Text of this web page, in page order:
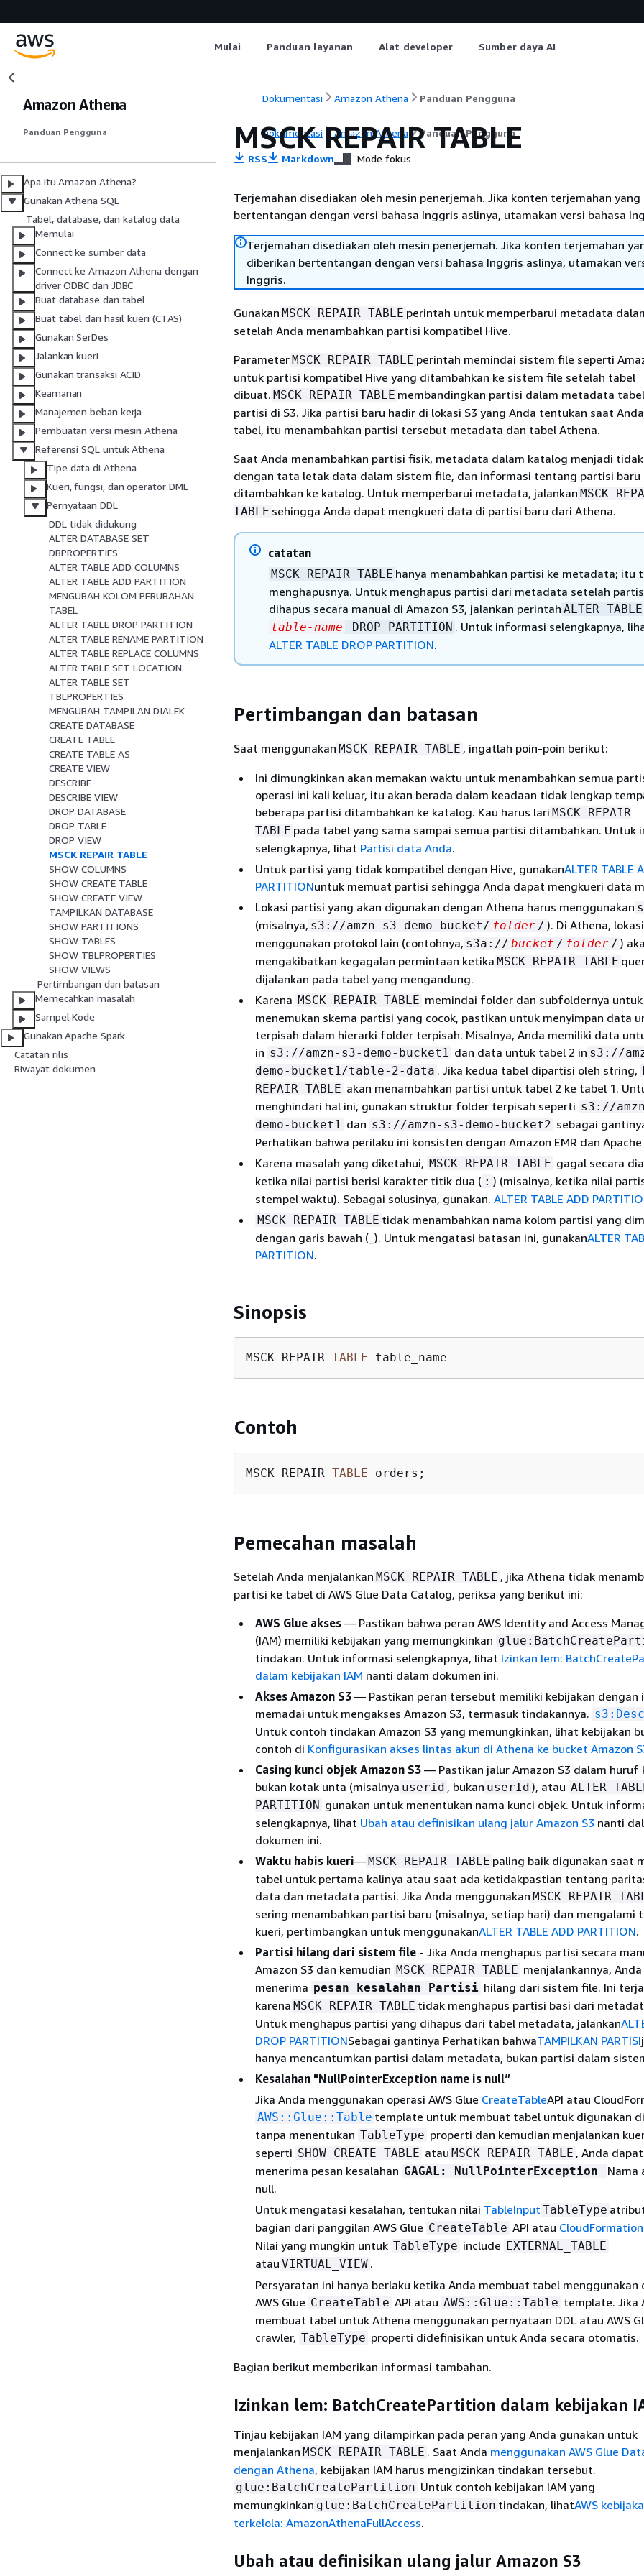
Mulai Panduan layanan Alat developer Sumber daya AI
Amazon Athena
Panduan Pengguna
Apa itu Amazon Athena?
Gunakan Athena SQL
Tabel, database, dan katalog data
Memulai
Connect ke sumber data
Connect ke Amazon Athena dengan
driver ODBC dan JDBC
Buat database dan tabel
Buat tabel dari hasil kueri (CTAS)
Gunakan SerDes
Jalankan kueri
Gunakan transaksi ACID
Keamanan
Manajemen beban kerja
Pembuatan versi mesin Athena
Referensi SQL untuk Athena
Tipe data di Athena
Kueri, fungsi, dan operator DML
Pernyataan DDL
DDL tidak didukung
ALTER DATABASE SET
DBPROPERTIES
ALTER TABLE ADD COLUMNS
ALTER TABLE ADD PARTITION
MENGUBAH KOLOM PERUBAHAN
TABEL
ALTER TABLE DROP PARTITION
ALTER TABLE RENAME PARTITION
ALTER TABLE REPLACE COLUMNS
ALTER TABLE SET LOCATION
ALTER TABLE SET
TBLPROPERTIES
MENGUBAH TAMPILAN DIALEK
CREATE DATABASE
CREATE TABLE
CREATE TABLE AS
CREATE VIEW
DESCRIBE
DESCRIBE VIEW
DROP DATABASE
DROP TABLE
DROP VIEW
MSCK REPAIR TABLE
SHOW COLUMNS
SHOW CREATE TABLE
SHOW CREATE VIEW
TAMPILKAN DATABASE
SHOW PARTITIONS
SHOW TABLES
SHOW TBLPROPERTIES
SHOW VIEWS
Pertimbangan dan batasan
Memecahkan masalah
Sampel Kode
Gunakan Apache Spark
Catatan rilis
Riwayat dokumen
Dokumentasi Amazon Athena Panduan Pengguna
Dokumentasi Amazon Athena Panduan Pengguna
MSCK REPAIR TABLE
RSS Markdown Mode fokus
Terjemahan disediakan oleh mesin penerjemah. Jika konten terjemahan yang
bertentangan dengan versi bahasa Inggris aslinya, utamakan versi bahasa
Terjemahan disediakan oleh mesin penerjemah. Jika konten terjemahan
diberikan bertentangan dengan versi bahasa Inggris aslinya, utamakan
Inggris.
Gunakan MSCK REPAIR TABLE perintah untuk memperbarui metadata
setelah Anda menambahkan partisi kompatibel Hive.
ParameterMSCK REPAIR TABLE perintah memindai sistem file seperti
untuk partisi kompatibel Hive yang ditambahkan ke sistem file setelah tabel
dibuat. MSCK REPAIR TABLE membandingkan partisi dalam metadata
partisi di S3. Jika partisi baru hadir di lokasi S3 yang Anda tentukan saat
tabel, itu menambahkan partisi tersebut metadata dan tabel Athena.
Saat Anda menambahkan partisi fisik, metadata dalam katalog menjadi
dengan tata letak data dalam sistem file, dan informasi tentang partisi baru
ditambahkan ke katalog. Untuk memperbarui metadata, jalankan MSCK
TABLE sehingga Anda dapat mengkueri data di partisi baru dari Athena.
catatan
MSCK REPAIR TABLE hanya menambahkan partisi ke metadata; itu
menghapusnya. Untuk menghapus partisi dari metadata setelah
dihapus secara manual di Amazon S3, jalankan perintah ALTER TABLE
table-name
DROP PARTITION . Untuk informasi selengkapnya,
ALTER TABLE DROP PARTITION.
Pertimbangan dan batasan
Saat menggunakan MSCK REPAIR TABLE , ingatlah poin-poin berikut:
Ini dimungkinkan akan memakan waktu untuk menambahkan semua
operasi ini kali keluar, itu akan berada dalam keadaan tidak lengkap
beberapa partisi ditambahkan ke katalog. Kau harus lari MSCK REPAIR
TABLE pada tabel yang sama sampai semua partisi ditambahkan. Untuk
selengkapnya, lihat Partisi data Anda.
Untuk partisi yang tidak kompatibel dengan Hive, gunakanALTER TABLE
PARTITIONuntuk memuat partisi sehingga Anda dapat mengkueri data
Lokasi partisi yang akan digunakan dengan Athena harus menggunakan
(misalnya, s3://amzn-s3-demo-bucket/ folder / ). Di Athena,
menggunakan protokol lain (contohnya, s3a:// bucket / folder / )
mengakibatkan kegagalan permintaan ketika MSCK REPAIR TABLE
dijalankan pada tabel yang mengandung.
Karena MSCK REPAIR TABLE memindai folder dan subfoldernya untuk
menemukan skema partisi yang cocok, pastikan untuk menyimpan data
terpisah dalam hierarki folder terpisah. Misalnya, Anda memiliki data
in s3://amzn-s3-demo-bucket1 dan data untuk tabel 2 in s3://
demo-bucket1/table-2-data . Jika kedua tabel dipartisi oleh string,
REPAIR TABLE akan menambahkan partisi untuk tabel 2 ke tabel 1.
menghindari hal ini, gunakan struktur folder terpisah seperti s3://
demo-bucket1 dan s3://amzn-s3-demo-bucket2 sebagai
Perhatikan bahwa perilaku ini konsisten dengan Amazon EMR dan Apache
Karena masalah yang diketahui, MSCK REPAIR TABLE gagal secara
ketika nilai partisi berisi karakter titik dua ( : ) (misalnya, ketika nilai
stempel waktu). Sebagai solusinya, gunakan. ALTER TABLE ADD
MSCK REPAIR TABLE tidak menambahkan nama kolom partisi yang
dengan garis bawah (_). Untuk mengatasi batasan ini, gunakanALTER
PARTITION.
Sinopsis
MSCK REPAIR TABLE table_name
Contoh
MSCK REPAIR TABLE orders;
Pemecahan masalah
Setelah Anda menjalankan MSCK REPAIR TABLE , jika Athena tidak
partisi ke tabel di AWS Glue Data Catalog, periksa yang berikut ini:
AWS Glue akses — Pastikan bahwa peran AWS Identity and Access
(IAM) memiliki kebijakan yang memungkinkan
tindakan. Untuk informasi selengkapnya, lihat Izinkan lem:
dalam kebijakan IAM nanti dalam dokumen ini.
Akses Amazon S3 — Pastikan peran tersebut memiliki kebijakan dengan
memadai untuk mengakses Amazon S3, termasuk tindakannya.
Untuk contoh tindakan Amazon S3 yang memungkinkan, lihat kebijakan
contoh di Konfigurasikan akses lintas akun di Athena ke bucket Amazon
Casing kunci objek Amazon S3 — Pastikan jalur Amazon S3 dalam huruf
bukan kotak unta (misalnya userid , bukan userId ), atau ALTER
PARTITION gunakan untuk menentukan nama kunci objek. Untuk
selengkapnya, lihat Ubah atau definisikan ulang jalur Amazon S3 nanti
dokumen ini.
Waktu habis kueri—MSCK REPAIR TABLE paling baik digunakan saat
tabel untuk pertama kalinya atau saat ada ketidakpastian tentang
data dan metadata partisi. Jika Anda menggunakan MSCK REPAIR
sering menambahkan partisi baru (misalnya, setiap hari) dan mengalami
kueri, pertimbangkan untuk menggunakanALTER TABLE ADD PARTITION.
Partisi hilang dari sistem file - Jika Anda menghapus partisi secara
Amazon S3 dan kemudian MSCK REPAIR TABLE menjalankannya,
menerima pesan kesalahan Partisi hilang dari sistem file. Ini
karena MSCK REPAIR TABLE tidak menghapus partisi basi dari
Untuk menghapus partisi yang dihapus dari tabel metadata, jalankan
DROP PARTITIONSebagai gantinya Perhatikan bahwaTAMPILKAN PARTISI
hanya mencantumkan partisi dalam metadata, bukan partisi dalam
Kesalahan "NullPointerException name is null”
Jika Anda menggunakan operasi AWS Glue CreateTableAPI atau
AWS::Glue::Table template untuk membuat tabel untuk digunakan
tanpa menentukan TableType properti dan kemudian menjalankan
seperti SHOW CREATE TABLE atau MSCK REPAIR TABLE , Anda dapat
menerima pesan kesalahan GAGAL: NullPointerException
Nama
null.
Untuk mengatasi kesalahan, tentukan nilai TableInput TableType
bagian dari panggilan AWS Glue CreateTable API atau
Nilai yang mungkin untuk TableType include EXTERNAL_TABLE
atau VIRTUAL_VIEW .
Persyaratan ini hanya berlaku ketika Anda membuat tabel menggunakan
AWS Glue CreateTable API atau AWS::Glue::Table template. Jika
membuat tabel untuk Athena menggunakan pernyataan DDL atau AWS
crawler, TableType properti didefinisikan untuk Anda secara otomatis.
Bagian berikut memberikan informasi tambahan.
Izinkan lem: BatchCreatePartition dalam kebijakan
Tinjau kebijakan IAM yang dilampirkan pada peran yang Anda gunakan untuk
menjalankan MSCK REPAIR TABLE . Saat Anda menggunakan AWS Glue
dengan Athena, kebijakan IAM harus mengizinkan tindakan tersebut.
glue:BatchCreatePartition Untuk contoh kebijakan IAM yang
memungkinkan glue:BatchCreatePartition tindakan, lihatAWS
terkelola: AmazonAthenaFullAccess.
Ubah atau definisikan ulang jalur Amazon S3